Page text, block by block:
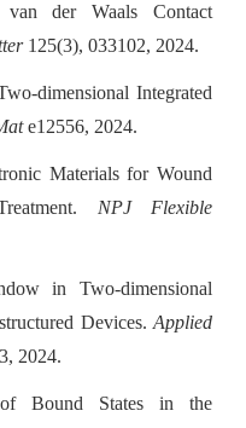
van der Waals Contact
125(3), 033102, 2024.
dimensional Integrated
e12556, 2024.
Materials for Wound
NPJ Flexible
in Two-dimensional
Devices. Applied
2024.
of Bound States in the